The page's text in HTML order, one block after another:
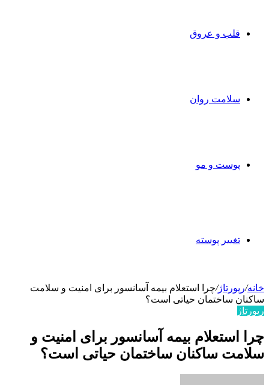
قلب و عروق
سلامت روان
پوست و مو
تغییر پوسته
خانه/رپورتاژ/چرا استعلام بیمه آسانسور برای امنیت و سلامت
ساکنان ساختمان حیاتی است؟
رپورتاژ
چرا استعلام بیمه آسانسور برای امنیت و
سلامت ساکنان ساختمان حیاتی است؟